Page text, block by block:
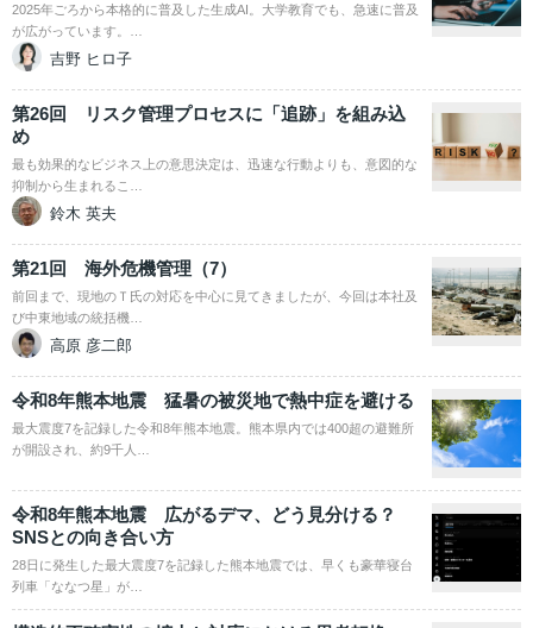
2025年ごろから本格的に普及した生成AI。大学教育でも、急速に普及
が広がっています。…
吉野 ヒロ子
第26回 リスク管理プロセスに「追跡」を組み込
め
最も効果的なビジネス上の意思決定は、迅速な行動よりも、意図的な
抑制から生まれるこ…
鈴木 英夫
第21回 海外危機管理（7）
前回まで、現地のＴ氏の対応を中心に見てきましたが、今回は本社及
び中東地域の統括機…
高原 彦二郎
令和8年熊本地震 猛暑の被災地で熱中症を避ける
最大震度7を記録した令和8年熊本地震。熊本県内では400超の避難所
が開設され、約9千人…
令和8年熊本地震 広がるデマ、どう見分ける？
SNSとの向き合い方
28日に発生した最大震度7を記録した熊本地震では、早くも豪華寝台
列車「ななつ星」が…